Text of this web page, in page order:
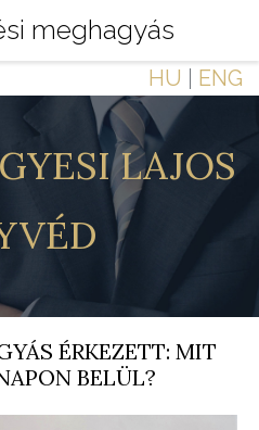
HU ENG
LAJOS
ÉRKEZETT: MIT
BELÜL?
meghagyás